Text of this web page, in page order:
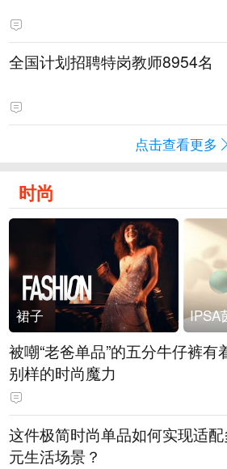
全国计划招聘特岗教师8954名
点击查看更多
时尚
裙子
被嘲“老爸单品”的五分牛仔裤有
别样的时尚魔力
这件极简时尚单品如何实现适配
元生活场景？